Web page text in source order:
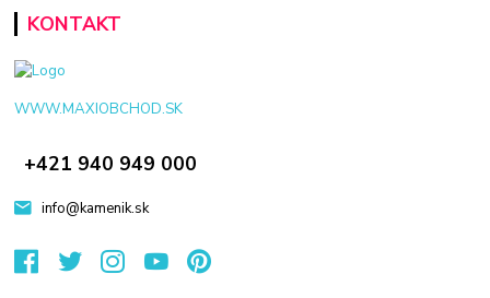
KONTAKT
WWW.MAXIOBCHOD.SK
+421 940 949 000
info@kamenik.sk